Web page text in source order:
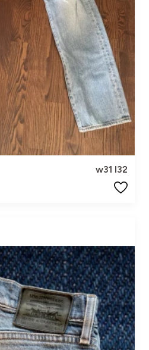
w31 l32